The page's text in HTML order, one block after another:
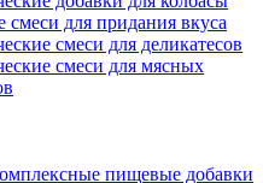
смеси для придания вкуса
смеси для деликатесов
смеси для мясных
пищевые добавки